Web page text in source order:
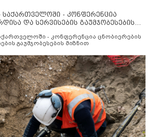
საქართველოში - კონფერენცია
და სერვისების გაუმჯობესების
- კონფერენცია ცნობიერების
გაუმჯობესების მიზნით